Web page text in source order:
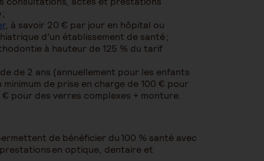
, à savoir 20 € par jour en hôpital ou
d’un établissement de santé ;
à hauteur de 125 % du tarif
de 2 ans (annuellement pour les enfants
de prise en charge de 100 € pour
pour des verres complexes + monture.
de bénéficier du 100 % santé avec
en optique, dentaire et